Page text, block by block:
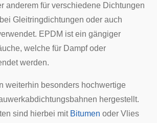
anderem für verschiedene Dichtungen
bei Gleitringdichtungen oder auch
EPDM ist ein gängiger
welche für Dampf oder
werden.
weiterhin besonders hochwertige
hergestellt.
sind hierbei mit Bitumen oder Vlies